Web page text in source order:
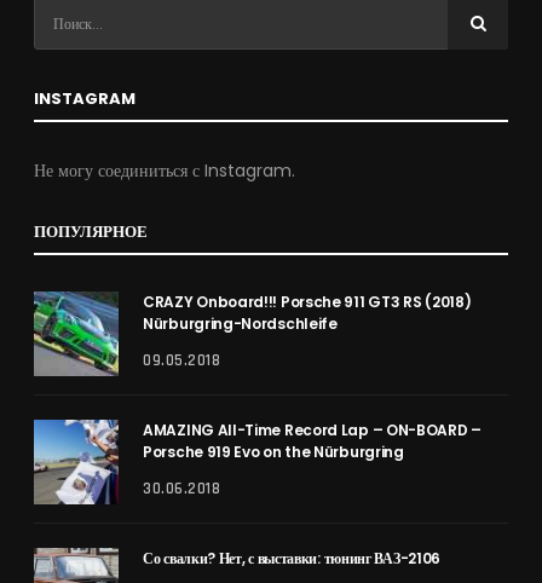
INSTAGRAM
Не могу соединиться с Instagram.
ПОПУЛЯРНОЕ
CRAZY Onboard!!! Porsche 911 GT3 RS (2018)
Nürburgring-Nordschleife
09.05.2018
AMAZING All-Time Record Lap – ON-BOARD –
Porsche 919 Evo on the Nürburgring
30.06.2018
Со свалки? Нет, с выставки: тюнинг ВАЗ-2106